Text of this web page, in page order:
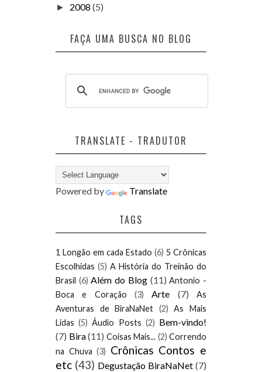
► 2008 (5)
FAÇA UMA BUSCA NO BLOG
TRANSLATE - TRADUTOR
Powered by Translate
TAGS
1 Longão em cada Estado (6) 5 Crônicas
Escolhidas (5) A História do Treinão do
Brasil (6) Além do Blog (11) Antonio -
Boca e Coração
(3) Arte (7)
As
Aventuras de BiraNaNet (2)
As Mais
Lidas (5) Áudio Posts (2) Bem-vindo!
(7) Bira(11) Coisas Mais... (2) Correndo
na Chuva (3) Crônicas Contos e
etc (43) Degustação BiraNaNet (7)